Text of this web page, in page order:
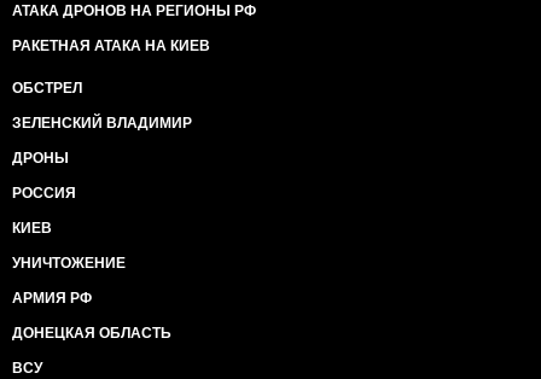
АТАКА ДРОНОВ НА РЕГИОНЫ РФ
РАКЕТНАЯ АТАКА НА КИЕВ
ОБСТРЕЛ
ЗЕЛЕНСКИЙ ВЛАДИМИР
ДРОНЫ
РОССИЯ
КИЕВ
УНИЧТОЖЕНИЕ
АРМИЯ РФ
ДОНЕЦКАЯ ОБЛАСТЬ
ВСУ